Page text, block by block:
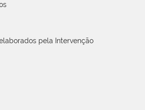
pela Intervenção